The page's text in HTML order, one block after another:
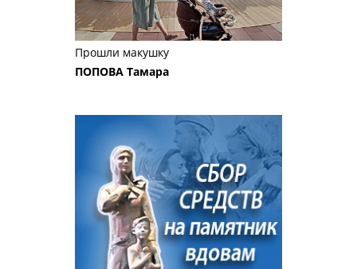
Прошли макушку
ПОПОВА Тамара